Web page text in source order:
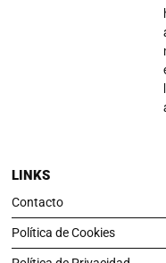
LINKS
Contacto
Política de Cookies